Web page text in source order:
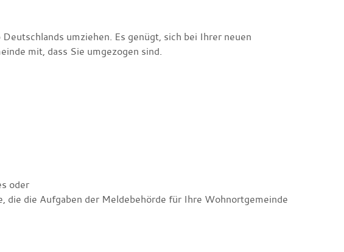
umziehen. Es genügt, sich bei Ihrer neuen
mit, dass Sie umgezogen sind.
oder
die die Aufgaben der Meldebehörde für Ihre Wohnortgemeinde